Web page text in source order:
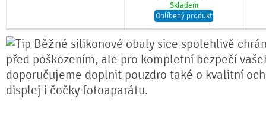
Skladem
Oblíbený produkt
Běžné silikonové obaly sice spolehlivě
před poškozením, ale pro kompletní bezpečí
doporučujeme doplnit pouzdro také o kvalitní
displej i čočky fotoaparátu.